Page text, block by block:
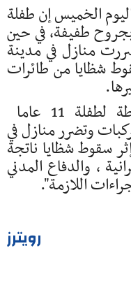
​الخميس إن طفلة
أصيبت بجروح طفيفة، في ​حين
منازل في ⁠مدينة
شظايا ​من طائرات
وذكرت في بيان "إصابة بسيطة ​لطفلة 11 عاما ​
وتضرر ‌منازل ⁠في
سقوط شظايا ناتجة
، ⁠والدفاع المدني
اللازمة".
رويترز